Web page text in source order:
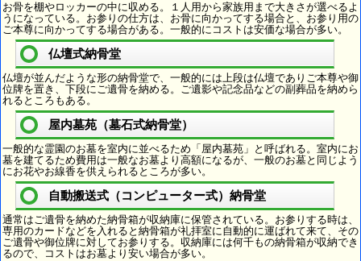
お骨を棚やロッカーの中に収める。１人用から家族用まで大きさが選べるよ
うになっている。お参りの仕方は、お骨に向かってする場合と、お参り用の
ご本尊に向かってする場合がある。一般的にコストは安価な場合が多い。
仏壇式納骨堂
仏壇が並んだような形の納骨堂で、一般的には上段は仏壇でありご本尊や御
位牌を置き、下段にご遺骨を納める。ご遺影や記念品などの副葬品を納めら
れるところもある。
屋内墓苑（墓石式納骨堂）
一般的な霊園のお墓を室内に並べるため「屋内墓苑」と呼ばれる。室内にお
墓を建てるため費用は一般なお墓より高額になるが、一般のお墓と同じよう
にお花やお線香を供えられるところが多い。
自動搬送式（コンピューター式）納骨堂
通常はご遺骨を納めた納骨箱が収納庫に保管されている。お参りする時は、
専用のカードなどを入れると納骨箱が礼拝室に自動的に運ばれて来て、その
ご遺骨や御位牌に対してお参りする。収納庫には何千もの納骨箱が収納でき
るので、コストはお墓より安い場合が多い。